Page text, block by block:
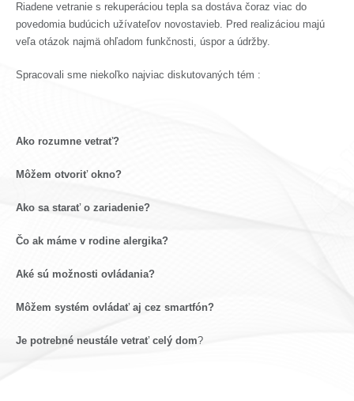
Riadene vetranie s rekuperáciou tepla sa dostáva čoraz viac do
povedomia budúcich užívateľov novostavieb. Pred realizáciou majú
veľa otázok najmä ohľadom funkčnosti, úspor a údržby.
Spracovali sme niekoľko najviac diskutovaných tém :
Ako rozumne vetrať?
Môžem otvoriť okno?
Ako sa starať o zariadenie?
Čo ak máme v rodine alergika?
Aké sú možnosti ovládania?
Môžem systém ovládať aj cez smartfón?
Je potrebné neustále vetrať celý dom?